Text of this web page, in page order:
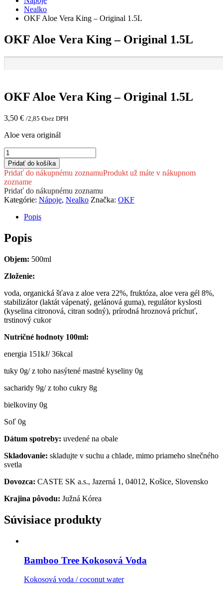
Nealko
OKF Aloe Vera King – Original 1.5L
OKF Aloe Vera King – Original 1.5L
OKF Aloe Vera King – Original 1.5L
3,50 € /2,85 €bez DPH
Aloe vera originál
množstvo
OKF
Aloe
Vera
King
–
Original
1.5L
Pridať do košíka
Pridať do nákupnému zoznamuProdukt už máte v nákupnom
zozname
Pridať do nákupnému zoznamu
Kategórie: Nápoje, Nealko Značka: OKF
Popis
Popis
Objem: 500ml
Zloženie:
voda, organická šťava z aloe vera 22%, fruktóza, aloe vera gél 8%,
stabilizátor (laktát vápenatý, gelánová guma), regulátor kyslosti
(kyselina citronová, citran sodný), prírodná hroznová príchuť,
trstinový cukor
Nutričné hodnoty 100ml:
energia 151kJ/ 36kcal
tuky 0g/ z toho nasýtené mastné kyseliny 0g
sacharidy 9g/ z toho cukry 8g
bielkoviny 0g
Soľ 0g
Dátum spotreby: uvedené na obale
Skladovanie: skladujte v suchu a chlade, mimo priameho slnečného
svetla
Dovozca: CASTE SK a.s., Jazerná 1, 04012, Košice, Slovensko
Krajina pôvodu: Južná Kórea
Súvisiace produkty
Bamboo Tree Kokosová Voda
Kokosová voda / coconut water